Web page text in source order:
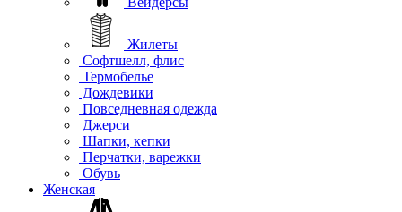
Жилеты
Софтшелл, флис
Термобелье
Дождевики
Повседневная одежда
Джерси
Шапки, кепки
Перчатки, варежки
Обувь
Женская